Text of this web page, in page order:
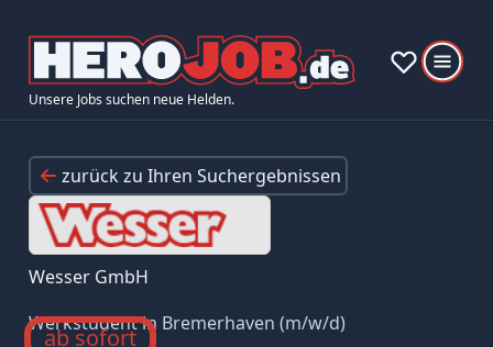
Unsere Jobs suchen neue Helden.
zurück zu Ihren Suchergebnissen
Wesser GmbH
Werkstudent in Bremerhaven (m/w/d)
ab sofort